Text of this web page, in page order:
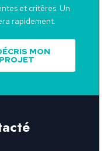
et critères. Un
rapidement.
MON
PROJET